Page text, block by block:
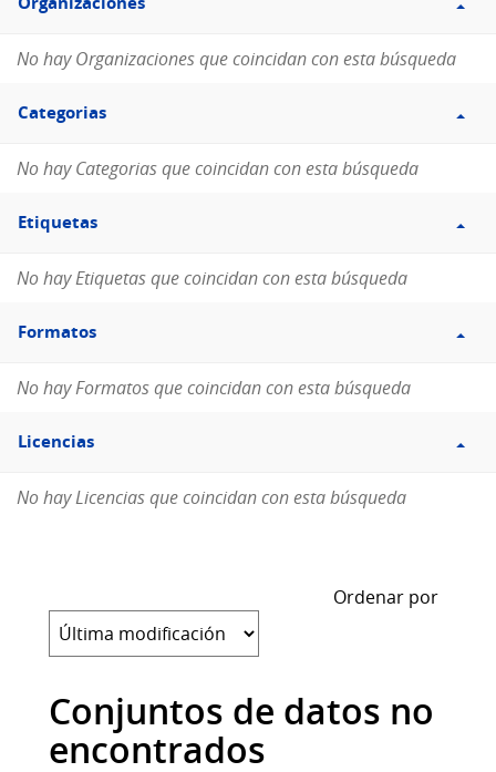
Organizaciones
No hay Organizaciones que coincidan con esta búsqueda
Filtro
Categorias
Categorias
No hay Categorias que coincidan con esta búsqueda
Filtro
Etiquetas
Etiquetas
No hay Etiquetas que coincidan con esta búsqueda
Filtro
Formatos
Formatos
No hay Formatos que coincidan con esta búsqueda
Filtro
Licencias
Licencias
No hay Licencias que coincidan con esta búsqueda
Ordenar por
Conjuntos de datos no
encontrados